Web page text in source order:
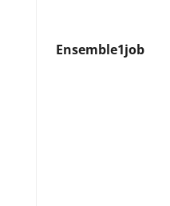
Ensemble1job